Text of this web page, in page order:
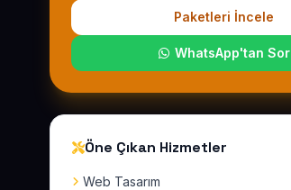
Paketleri İncele
WhatsApp'tan Sor
Öne Çıkan Hizmetler
Web Tasarım